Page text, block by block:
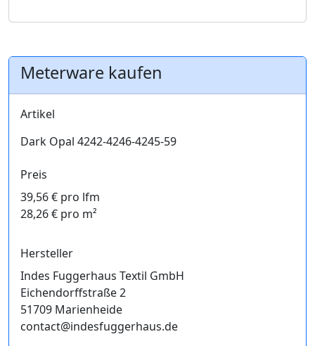
Meterware kaufen
Artikel
Dark Opal 4242-4246-4245-59
Preis
39,56 € pro lfm
28,26 € pro m²
Hersteller
Indes Fuggerhaus Textil GmbH
Eichendorffstraße 2
51709 Marienheide
contact@indesfuggerhaus.de